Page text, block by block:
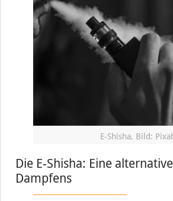
E-Shisha, Bild:
Die E-Shisha: Eine
Dampfens